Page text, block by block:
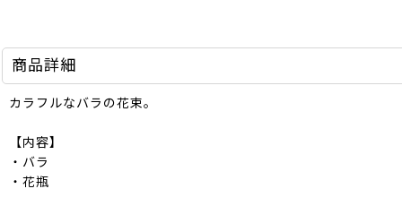
商品詳細
カラフルなバラの花束。
【内容】
・バラ
・花瓶